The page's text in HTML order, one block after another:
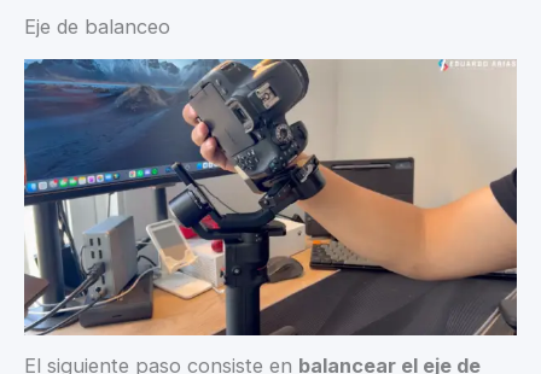
Eje de balanceo
El siguiente paso consiste en balancear el eje de